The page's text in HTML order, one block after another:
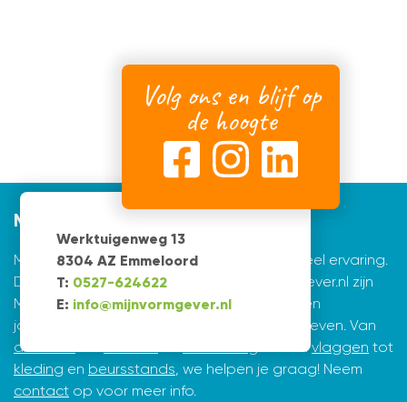
Werktuigenweg 13
8304 AZ Emmeloord
T: 0527-624622
E: info@mijnvormgever.nl
Volg ons en blijf op
de hoogte
Mijnvormgever
Mijnvormgever.nl: een grafisch bedrijf met veel ervaring.
De creatieve ontwerpers achter Mijnvormgever.nl zijn
Marius de Vries en Erik Tijsma. Beiden hebben
jarenlange ervaring in ontwerpen en vormgeven. Van
drukwerk
en vanvlaggen tot
kleding en beursstands, we helpen je graag! Neem
contact op voor meer info.